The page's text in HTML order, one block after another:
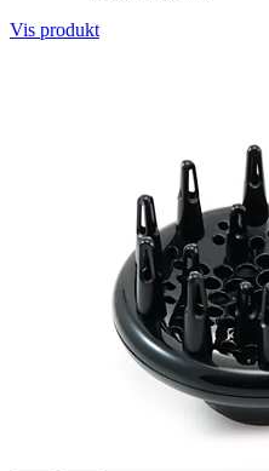
Vis produkt